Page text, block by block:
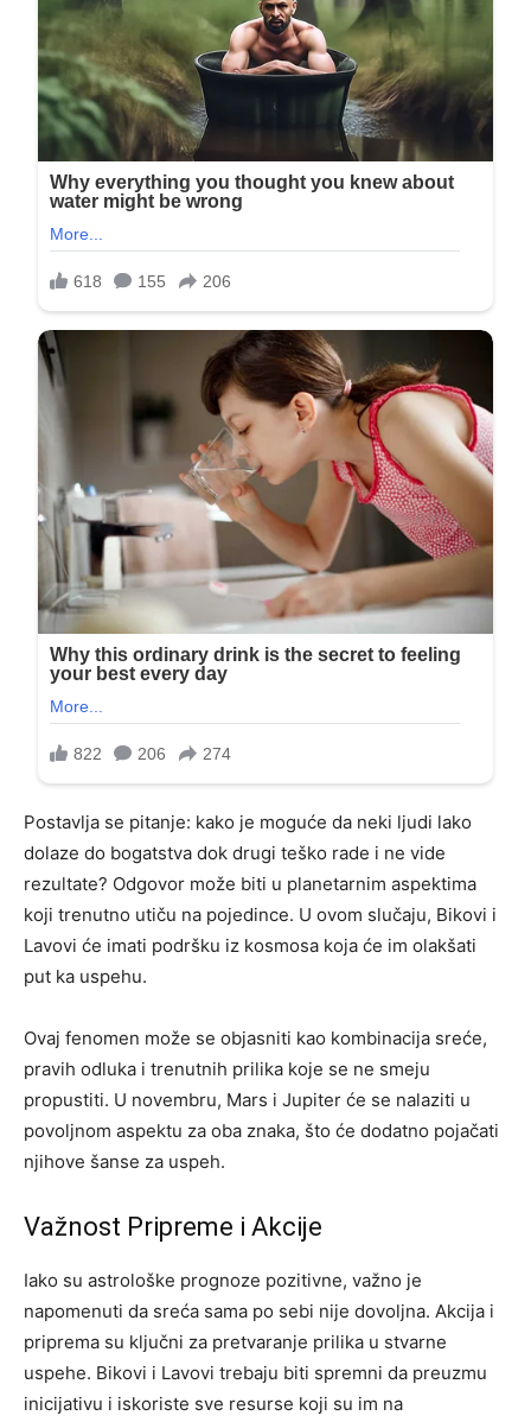
Postavlja se pitanje: kako je moguće da neki ljudi lako
dolaze do bogatstva dok drugi teško rade i ne vide
rezultate? Odgovor može biti u planetarnim aspektima
koji trenutno utiču na pojedince. U ovom slučaju, Bikovi i
Lavovi će imati podršku iz kosmosa koja će im olakšati
put ka uspehu.
Ovaj fenomen može se objasniti kao kombinacija sreće,
pravih odluka i trenutnih prilika koje se ne smeju
propustiti. U novembru, Mars i Jupiter će se nalaziti u
povoljnom aspektu za oba znaka, što će dodatno pojačati
njihove šanse za uspeh.
Važnost Pripreme i Akcije
Iako su astrološke prognoze pozitivne, važno je
napomenuti da sreća sama po sebi nije dovoljna. Akcija i
priprema su ključni za pretvaranje prilika u stvarne
uspehe. Bikovi i Lavovi trebaju biti spremni da preuzmu
inicijativu i iskoriste sve resurse koji su im na